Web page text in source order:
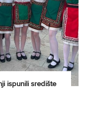
ispunili središte